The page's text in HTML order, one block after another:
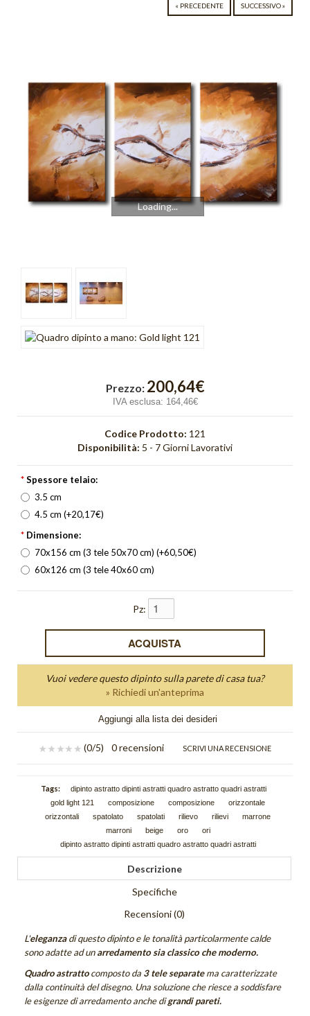
Cromo
Cubik
Emozioni
Finestre
Fusione
Incroci
Quadri Bagliore
quadri moderni
Quadri Non solo parole
Quiete
Red Light
Tutti i quadri astratti
DIPINTI FIGURATIVI
Quadri Composizioni Figurative
Quadri Glamour
Quadri la Dormiente
Quadri Sguardo
« PRECEDENTE SUCCESSIVO »
Loading...
Prezzo: 200,64€
IVA esclusa: 164,46€
Codice Prodotto: 121
Disponibilità: 5 - 7 Giorni Lavorativi
*Spessore telaio:
3.5 cm
4.5 cm (+20,17€)
* Dimensione:
70x156 cm (3 tele 50x70 cm) (+60,50€)
60x126 cm (3 tele 40x60 cm)
Pz:
Vuoi vedere questo dipinto sulla parete di casa tua?
» Richiedi un'anteprima
Aggiungi alla lista dei desideri
(0/5) 0 recensioni SCRIVI UNA RECENSIONE
Tags:
dipinto astratto dipinti astratti quadro astratto quadri astratti
gold light 121
composizione composizione
orizzontale
orizzontali
spatolato spatolati rilievo rilievi
marrone
marroni
beige oro
ori
dipinto astratto dipinti astratti quadro astratto quadri astratti
Descrizione
Specifiche
Recensioni (0)
L'eleganzadi questo dipinto e le tonalità particolarmente calde
sono adatte ad unarredamento sia classico che moderno.
Quadro astrattocomposto da 3 tele separatema caratterizzate
dalla continuità del disegno. Una soluzione che riesce a soddisfare
le esigenze di arredamento anche digrandi pareti.